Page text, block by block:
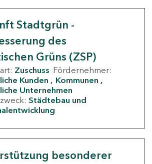
Stadtgrün -
des
Grüns (ZSP)
Zuschuss Fördernehmer:
Kunden
Kommunen
Unternehmen
Städtebau und
besonderer